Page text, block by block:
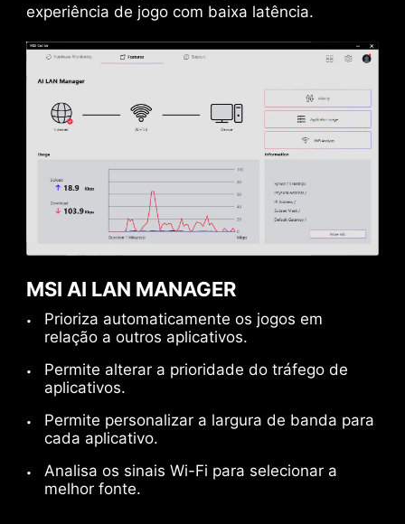
experiência de jogo com baixa latência.
MSI AI LAN MANAGER
Prioriza automaticamente os jogos em
relação a outros aplicativos.
Permite alterar a prioridade do tráfego de
aplicativos.
Permite personalizar a largura de banda para
cada aplicativo.
Analisa os sinais Wi-Fi para selecionar a
melhor fonte.